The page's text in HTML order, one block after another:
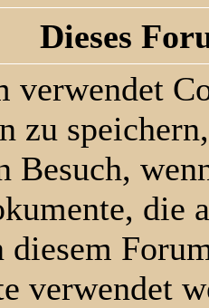
Dieses
verwendet
zu
Besuch,
die
verwendet